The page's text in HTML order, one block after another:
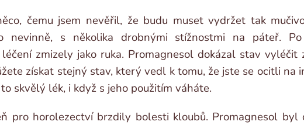
čemu jsem nevěřil, že budu muset vydržet tak
nevinně, s několika drobnými stížnostmi na páteř. Po
zmizely jako ruka. Promagnesol dokázal stav vyléčit
získat stejný stav, který vedl k tomu, že jste se ocitli na
to skvělý lék, i když s jeho použitím váháte.
pro horolezectví brzdily bolesti kloubů. Promagnesol byl